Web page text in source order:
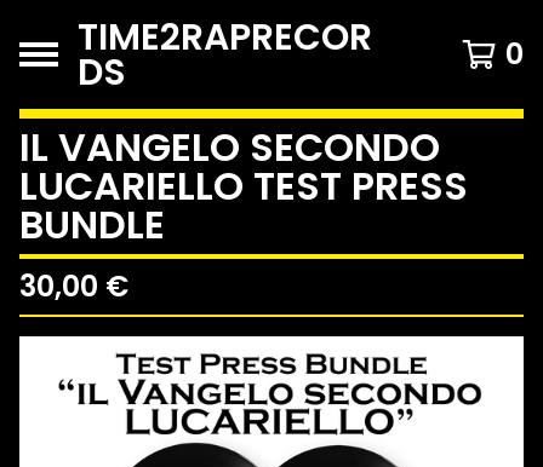
TIME2RAPRECOR
DS 0
IL VANGELO SECONDO
LUCARIELLO TEST PRESS
BUNDLE
30,00 €